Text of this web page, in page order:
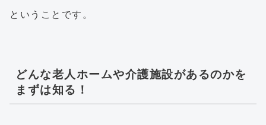
ということです。
どんな老人ホームや介護施設があるのかを
まずは知る！